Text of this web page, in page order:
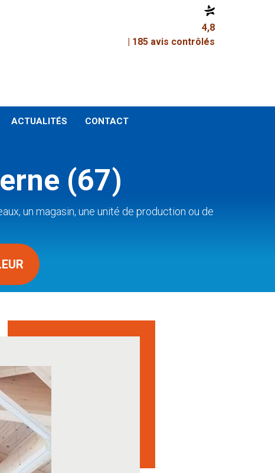
4,8
| 185 avis contrôlés
ACTUALITÉS CONTACT
(67)
un magasin, une unité de production ou de